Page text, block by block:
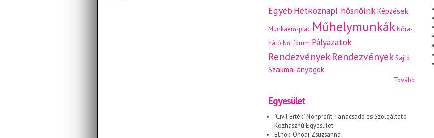
EgyébHétköznapi hősnőinkKépzések
Munkaerő-piac Műhelymunkák Nóra-
háló Női fórum Pályázatok
RendezvényekRendezvények Sajtó
Szakmai anyagok
Tovább
Egyesület
"Civil Érték" Nonprofit Tanácsadó és Szolgáltató
Közhasznú Egyesület
Elnök: Ónodi Zsuzsanna